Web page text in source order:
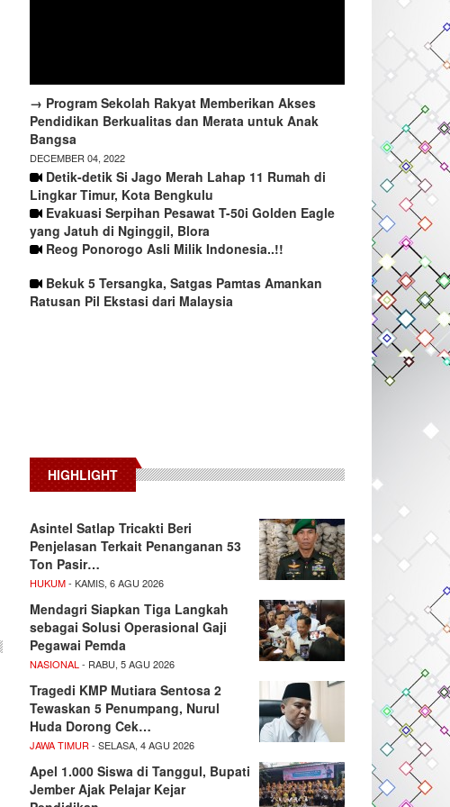
→ Program Sekolah Rakyat Memberikan Akses
Pendidikan Berkualitas dan Merata untuk Anak
Bangsa
DECEMBER 04, 2022
Detik-detik Si Jago Merah Lahap 11 Rumah di
Lingkar Timur, Kota Bengkulu
Evakuasi Serpihan Pesawat T-50i Golden Eagle
yang Jatuh di Nginggil, Blora
Reog Ponorogo Asli Milik Indonesia..!!
Bekuk 5 Tersangka, Satgas Pamtas Amankan
Ratusan Pil Ekstasi dari Malaysia
HIGHLIGHT
Asintel Satlap Tricakti Beri
Penjelasan Terkait Penanganan 53
Ton Pasir…
HUKUM- KAMIS, 6 AGU 2026
Mendagri Siapkan Tiga Langkah
sebagai Solusi Operasional Gaji
Pegawai Pemda
NASIONAL - RABU, 5 AGU 2026
Tragedi KMP Mutiara Sentosa 2
Tewaskan 5 Penumpang, Nurul
Huda Dorong Cek…
JAWA TIMUR - SELASA, 4 AGU 2026
Apel 1.000 Siswa di Tanggul, Bupati
Jember Ajak Pelajar Kejar